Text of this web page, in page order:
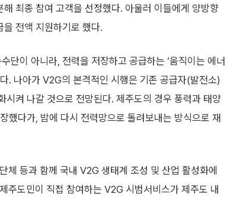
최종 참여 고객을 선정했다. 아울러 이들에게 양방향
전액 지원하기로 했다.
단이 아니라, 전력을 저장하고 공급하는 ‘움직이는 에너
. 나아가 V2G의 본격적인 시행은 기존 공급자(발전소)
켜 나갈 것으로 전망된다. 제주도의 경우 풍력과 태양
했다가, 밤에 다시 전력망으로 돌려보내는 방식으로 재
체 등과 함께 국내 V2G 생태계 조성 및 산업 활성화에
주도민이 직접 참여하는 V2G 시범서비스가 제주도 내